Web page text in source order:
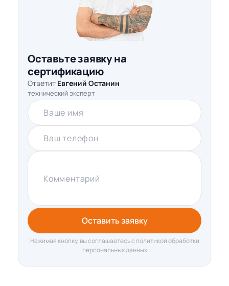
Оставьте заявку на
сертификацию
Ответит Евгений Останин
технический эксперт
Ваше имя
Ваш телефон
Комментарий
Оставить заявку
Нажимая кнопку, вы соглашаетесь с политикой обработки
персональных данных